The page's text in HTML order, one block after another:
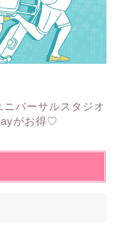
バーサルスタジオ
がお得♡